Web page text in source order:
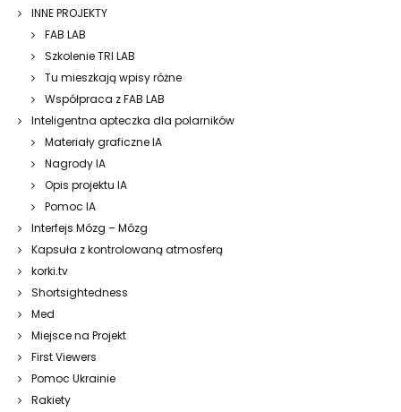
INNE PROJEKTY
FAB LAB
Szkolenie TRI LAB
Tu mieszkają wpisy różne
Współpraca z FAB LAB
Inteligentna apteczka dla polarników
Materiały graficzne IA
Nagrody IA
Opis projektu IA
Pomoc IA
Interfejs Mózg – Mózg
Kapsuła z kontrolowaną atmosferą
korki.tv
Shortsightedness
Med
Miejsce na Projekt
First Viewers
Pomoc Ukrainie
Rakiety